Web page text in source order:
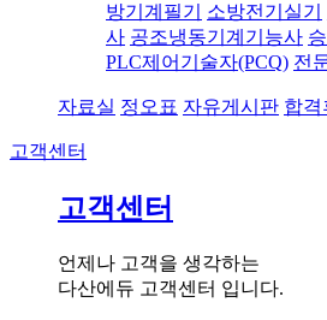
방기계필기
소방전기실기
사 공조냉동기계기능사
PLC제어기술자(PCQ) 전
자료실 정오표 자유게시판 합격
고객센터
고객센터
언제나 고객을 생각하는
다산에듀 고객센터 입니다.